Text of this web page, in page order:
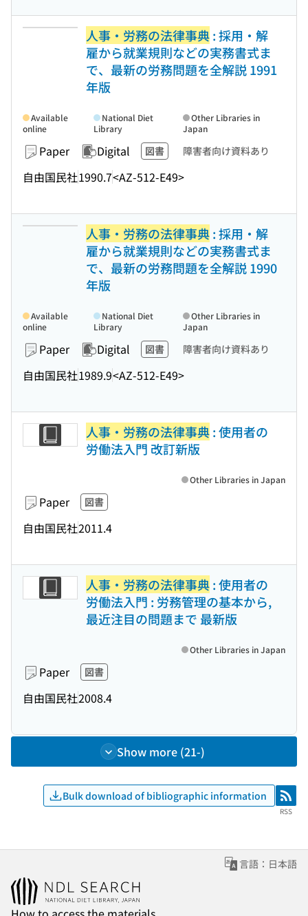
人事・労務の法律事典: 採用・解
雇から就業規則などの実務書式ま
で、最新の労務問題を全解説 1991
年版
Paper Digital 図書 障害者向け資料あり
自由国民社1990.7<AZ-512-E49>
Available
online
National Diet
Library
Other Libraries in
Japan
人事・労務の法律事典: 採用・解
雇から就業規則などの実務書式ま
で、最新の労務問題を全解説 1990
年版
Paper Digital 図書 障害者向け資料あり
自由国民社1989.9<AZ-512-E49>
Available
online
National Diet
Library
Other Libraries in
Japan
人事・労務の法律事典: 使用者の
労働法入門 改訂新版
Paper 図書
自由国民社2011.4
Other Libraries in Japan
人事・労務の法律事典: 使用者の
労働法入門 : 労務管理の基本から,
最近注目の問題まで 最新版
Paper 図書
自由国民社2008.4
Other Libraries in Japan
Show more (21-)
Bulk download of bibliographic information RSS
RSS
言語：日本語